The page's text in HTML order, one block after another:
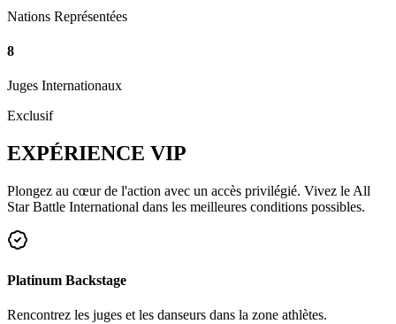
Nations Représentées
8
Juges Internationaux
Exclusif
EXPÉRIENCE VIP
Plongez au cœur de l'action avec un accès privilégié. Vivez le All
Star Battle International dans les meilleures conditions possibles.
Platinum Backstage
Rencontrez les juges et les danseurs dans la zone athlètes.